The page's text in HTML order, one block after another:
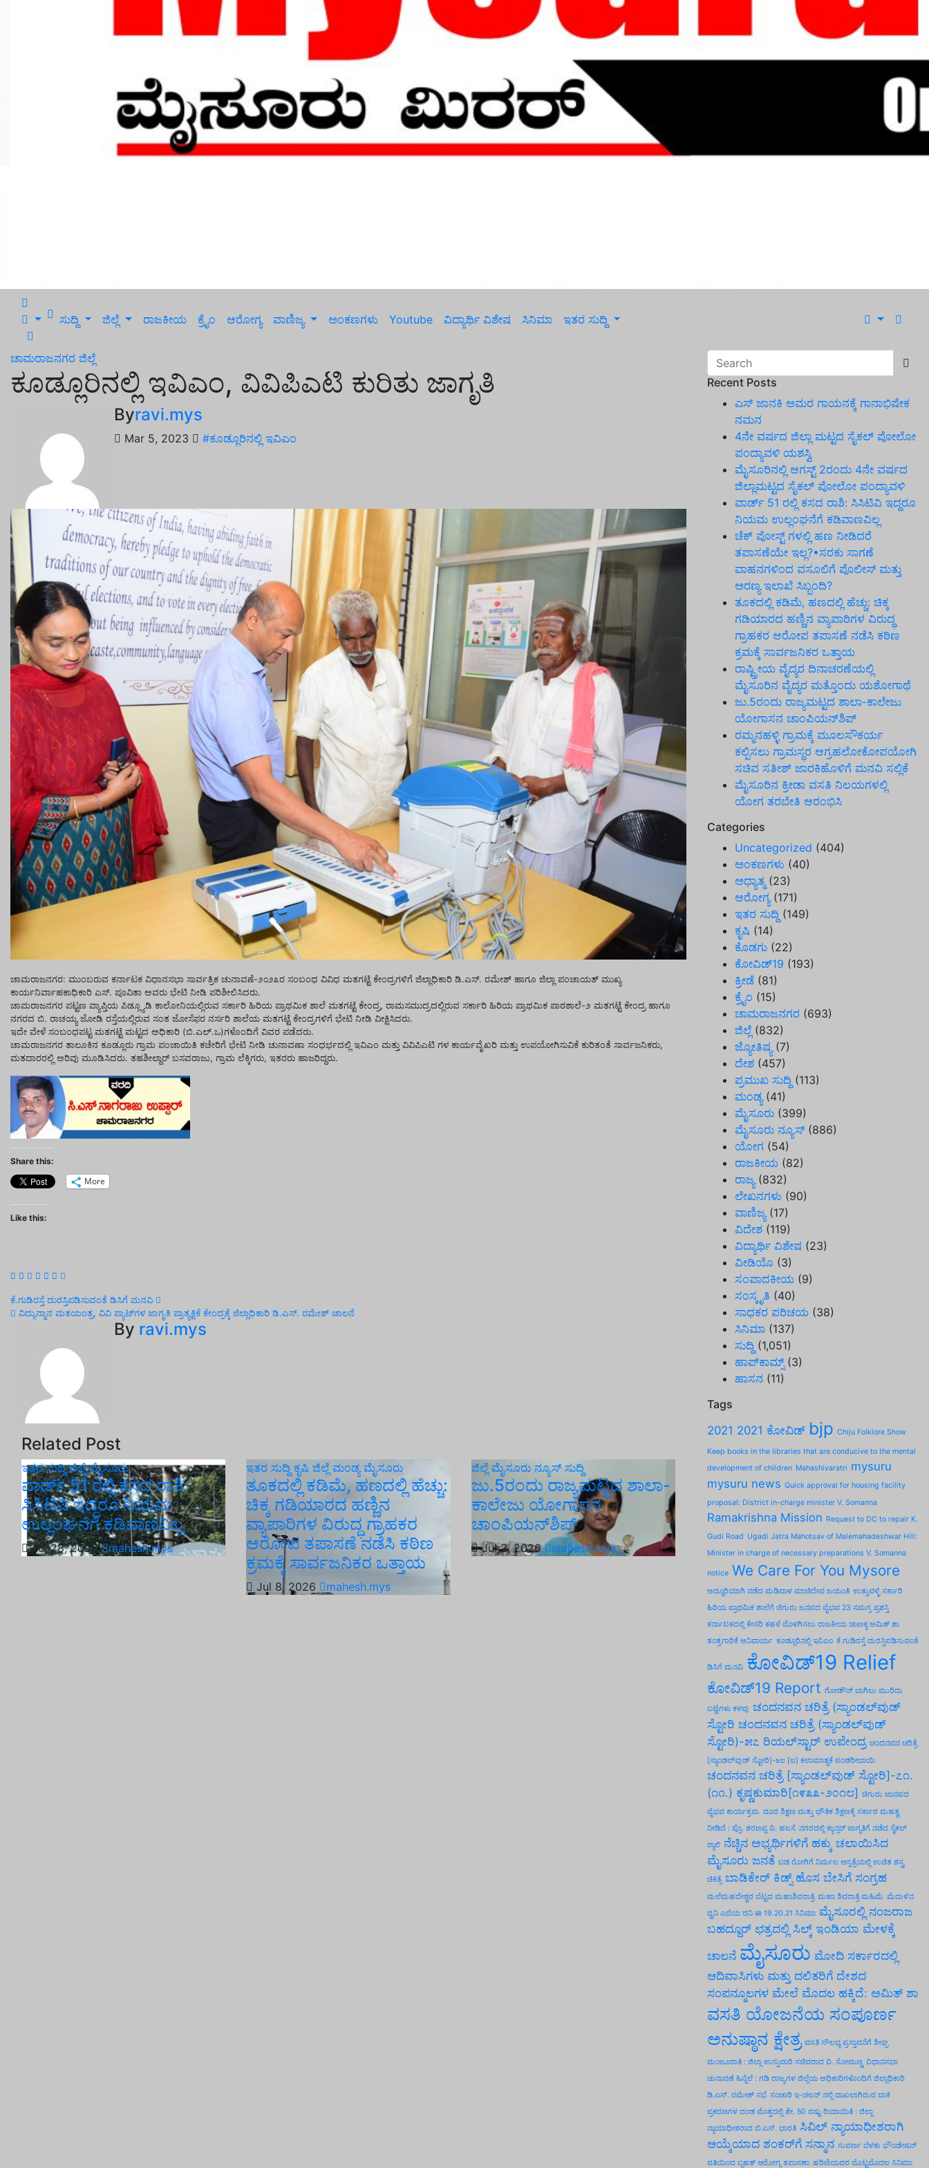
ಸುದ್ದಿ ಜಿಲ್ಲೆ ರಾಜಕೀಯ ಕ್ರೈಂ ಆರೋಗ್ಯ ವಾಣಿಜ್ಯ ಅಂಕಣಗಳು Youtube ವಿದ್ಯಾರ್ಥಿ ವಿಶೇಷ ಸಿನಿಮಾ ಇತರ ಸುದ್ದಿ
ಚಾಮರಾಜನಗರ ಜಿಲ್ಲೆ
ಕೂಡ್ಲೂರಿನಲ್ಲಿ ಇವಿಎಂ, ವಿವಿಪಿಎಟಿ ಕುರಿತು ಜಾಗೃತಿ
Byravi.mys
Mar 5, 2023 #ಕೂಡ್ಲೂರಿನಲ್ಲಿ ಇವಿಎಂ
ಚಾಮರಾಜನಗರ: ಮುಂಬರುವ ಕರ್ನಾಟಕ ವಿಧಾನಸಭಾ ಸಾರ್ವತ್ರಿಕ ಚುನಾವಣೆ-೨೦೨೩ರ ಸಂಬಂಧ ವಿವಿಧ ಮತಗಟ್ಟೆ ಕೇಂದ್ರಗಳಿಗೆ ಜಿಲ್ಲಾಧಿಕಾರಿ ಡಿ.ಎಸ್. ರಮೇಶ್ ಹಾಗೂ ಜಿಲ್ಲಾ ಪಂಚಾಯತ್ ಮುಖ್ಯ
ಕಾರ್ಯನಿರ್ವಾಹಕಾಧಿಕಾರಿ ಎಸ್. ಪೂವಿತಾ ಅವರು ಭೇಟಿ ನೀಡಿ ಪರಿಶೀಲಿಸಿದರು.
ಚಾಮರಾಜನಗರ ಪಟ್ಟಣ ವ್ಯಾಪ್ತಿಯ ಪಿಡ್ಲ್ಯೂಡಿ ಕಾಲೋನಿಯಲ್ಲಿರುವ ಸರ್ಕಾರಿ ಹಿರಿಯ ಪ್ರಾಥಮಿಕ ಶಾಲೆ ಮತಗಟ್ಟೆ ಕೇಂದ್ರ, ರಾಮಸಮುದ್ರದಲ್ಲಿರುವ ಸರ್ಕಾರಿ ಹಿರಿಯ ಪ್ರಾಥಮಿಕ ಪಾಠಶಾಲೆ-೨ ಮತಗಟ್ಟೆ ಕೇಂದ್ರ ಹಾಗೂ
ನಗರದ ಬಿ. ರಾಚಯ್ಯ ಜೋಡಿ ರಸ್ತೆಯಲ್ಲಿರುವ ಸಂತ ಜೋಸೆಫರ ನರ್ಸರಿ ಶಾಲೆಯ ಮತಗಟ್ಟೆ ಕೇಂದ್ರಗಳಿಗೆ ಭೇಟಿ ನೀಡಿ ವೀಕ್ಷಿಸಿದರು.
ಇದೇ ವೇಳೆ ಸಂಬಂಧಪಟ್ಟ ಮತಗಟ್ಟೆ ಮಟ್ಟದ ಅಧಿಕಾರಿ (ಬಿ.ಎಲ್.ಒ)ಗಳೊಂದಿಗೆ ವಿವರ ಪಡೆದರು.
ಚಾಮರಾಜನಗರ ತಾಲೂಕಿನ ಕೂಡ್ಲೂರು ಗ್ರಾಮ ಪಂಚಾಯಿತಿ ಕಚೇರಿಗೆ ಭೇಟಿ ನೀಡಿ ಚುನಾವಣಾ ಸಂಧರ್ಭದಲ್ಲಿ ಇವಿಎಂ ಮತ್ತು ವಿವಿಪಿಎಟಿ ಗಳ ಕಾರ್ಯವೈಖರಿ ಮತ್ತು ಉಪಯೋಗಿಸುವಿಕೆ ಕುರಿತಂತೆ ಸಾರ್ವಜನಿಕರು,
ಮತದಾರರಲ್ಲಿ ಅರಿವು ಮೂಡಿಸಿದರು. ತಹಶೀಲ್ದಾರ್ ಬಸವರಾಜು, ಗ್ರಾಮ ಲೆಕ್ಕಿಗರು, ಇತರರು ಹಾಜರಿದ್ದರು.
Share this:
More
Like this:
Post
navigation
ಕೆ.ಗುಡಿರಸ್ತೆ ದುರಸ್ತಿಪಡಿಸುವಂತೆ ಡಿಸಿಗೆ ಮನವಿ
ವಿದ್ಯುನ್ಮಾನ ಮತಯಂತ್ರ, ವಿವಿ ಪ್ಯಾಟ್‌ಗಳ ಜಾಗೃತಿ ಪ್ರಾತ್ಯಕ್ಷಿಕೆ ಕೇಂದ್ರಕ್ಕೆ ಜಿಲ್ಲಾಧಿಕಾರಿ ಡಿ.ಎಸ್. ರಮೇಶ್ ಚಾಲನೆ
By ravi.mys
Related Post
ಇತರ ಸುದ್ದಿಜಿಲ್ಲೆಮೈಸೂರು
ವಾರ್ಡ್ 51 ರಲ್ಲಿ ಕಸದ ರಾಶಿ:
ಸಿಸಿಟಿವಿ ಇದ್ದರೂ ನಿಯಮ
ಉಲ್ಲಂಘನೆಗೆ ಕಡಿವಾಣವಿಲ್ಲ
Jul 28, 2026 mahesh.mys
ಇತರ ಸುದ್ದಿ ಕೃಷಿಜಿಲ್ಲೆ ಮಂಡ್ಯ ಮೈಸೂರು
ತೂಕದಲ್ಲಿ ಕಡಿಮೆ, ಹಣದಲ್ಲಿ ಹೆಚ್ಚು:
ಚಿಕ್ಕ ಗಡಿಯಾರದ ಹಣ್ಣಿನ
ವ್ಯಾಪಾರಿಗಳ ವಿರುದ್ಧ ಗ್ರಾಹಕರ
ಆರೋಪ ತಪಾಸಣೆ ನಡೆಸಿ ಕಠಿಣ
ಕ್ರಮಕ್ಕೆ ಸಾರ್ವಜನಿಕರ ಒತ್ತಾಯ
Jul 8, 2026 mahesh.mys
ಜಿಲ್ಲೆ ಮೈಸೂರು ನ್ಯೂಸ್ ಸುದ್ದಿ
ಜು.5ರಂದು ರಾಜ್ಯಮಟ್ಟದ ಶಾಲಾ-
ಕಾಲೇಜು ಯೋಗಾಸನ
ಚಾಂಪಿಯನ್‌ಶಿಪ್
Jul 2, 2026 mahesh.mys
Recent Posts
ಎಸ್ ಜಾನಕಿ ಅಮರ ಗಾಯನಕ್ಕೆ ಗಾನಾಭಿಷೇಕ
ನಮನ
4ನೇ ವರ್ಷದ ಜಿಲ್ಲಾ ಮಟ್ಟದ ಸೈಕಲ್ ಪೋಲೋ
ಪಂದ್ಯಾವಳಿ ಯಶಸ್ವಿ
ಮೈಸೂರಿನಲ್ಲಿ ಆಗಸ್ಟ್‌ 2ರಂದು 4ನೇ ವರ್ಷದ
ಜಿಲ್ಲಾಮಟ್ಟದ ಸೈಕಲ್ ಪೋಲೋ ಪಂದ್ಯಾವಳಿ
ವಾರ್ಡ್ 51 ರಲ್ಲಿ ಕಸದ ರಾಶಿ: ಸಿಸಿಟಿವಿ ಇದ್ದರೂ
ನಿಯಮ ಉಲ್ಲಂಘನೆಗೆ ಕಡಿವಾಣವಿಲ್ಲ
ಚೆಕ್ ಪೋಸ್ಟ್ ಗಳಲ್ಲಿ ಹಣ ನೀಡಿದರೆ
ತಪಾಸಣೆಯೇ ಇಲ್ಲ?•ಸರಕು ಸಾಗಣೆ
ವಾಹನಗಳಿಂದ ವಸೂಲಿಗೆ ಪೊಲೀಸ್ ಮತ್ತು
ಅರಣ್ಯ ಇಲಾಖೆ ಸಿಬ್ಬಂದಿ?
ತೂಕದಲ್ಲಿ ಕಡಿಮೆ, ಹಣದಲ್ಲಿ ಹೆಚ್ಚು: ಚಿಕ್ಕ
ಗಡಿಯಾರದ ಹಣ್ಣಿನ ವ್ಯಾಪಾರಿಗಳ ವಿರುದ್ಧ
ಗ್ರಾಹಕರ ಆರೋಪ ತಪಾಸಣೆ ನಡೆಸಿ ಕಠಿಣ
ಕ್ರಮಕ್ಕೆ ಸಾರ್ವಜನಿಕರ ಒತ್ತಾಯ
ರಾಷ್ಟ್ರೀಯ ವೈದ್ಯರ ದಿನಾಚರಣೆಯಲ್ಲಿ
ಮೈಸೂರಿನ ವೈದ್ಯರ ಮತ್ತೊಂದು ಯಶೋಗಾಥೆ
ಜು.5ರಂದು ರಾಜ್ಯಮಟ್ಟದ ಶಾಲಾ-ಕಾಲೇಜು
ಯೋಗಾಸನ ಚಾಂಪಿಯನ್‌ಶಿಪ್
ರಮ್ಮನಹಳ್ಳಿ ಗ್ರಾಮಕ್ಕೆ ಮೂಲಸೌಕರ್ಯ
ಕಲ್ಪಿಸಲು ಗ್ರಾಮಸ್ಥರ ಆಗ್ರಹಲೋಕೋಪಯೋಗಿ
ಸಚಿವ ಸತೀಶ್ ಜಾರಕಿಹೊಳಿಗೆ ಮನವಿ ಸಲ್ಲಿಕೆ
ಮೈಸೂರಿನ ಕ್ರೀಡಾ ವಸತಿ ನಿಲಯಗಳಲ್ಲಿ
ಯೋಗ ತರಬೇತಿ ಆರಂಭಿಸಿ
Categories
Uncategorized (404)
ಅಂಕಣಗಳು (40)
ಅಧ್ಯಾತ್ಮ(23)
ಆರೋಗ್ಯ(171)
ಇತರ ಸುದ್ದಿ (149)
ಕೃಷಿ (14)
ಕೊಡಗು (22)
ಕೋವಿಡ್19 (193)
ಕ್ರೀಡೆ (81)
ಕ್ರೈಂ (15)
ಚಾಮರಾಜನಗರ (693)
ಜಿಲ್ಲೆ (832)
ಜ್ಯೋತಿಷ್ಯ(7)
ದೇಶ (457)
ಪ್ರಮುಖ ಸುದ್ದಿ (113)
ಮಂಡ್ಯ(41)
ಮೈಸೂರು (399)
ಮೈಸೂರು ನ್ಯೂಸ್(886)
ಯೋಗ (54)
ರಾಜಕೀಯ (82)
ರಾಜ್ಯ(832)
ಲೇಖನಗಳು (90)
ವಾಣಿಜ್ಯ(17)
ವಿದೇಶ (119)
ವಿದ್ಯಾರ್ಥಿ ವಿಶೇಷ (23)
ವೀಡಿಯೊ (3)
ಸಂಪಾದಕೀಯ (9)
ಸಂಸ್ಕೃತಿ (40)
ಸಾಧಕರ ಪರಿಚಯ (38)
ಸಿನಿಮಾ (137)
ಸುದ್ದಿ (1,051)
ಹಾಪ್‌ಕಾಮ್ಸ್‌(3)
ಹಾಸನ (11)
Tags
2021 2021 ಕೋವಿಡ್‌ bjp Chiju Folklore Show
Keep books in the libraries that are conducive to the mental
development of children Mahashivaratri mysuru
mysuru news Quick approval for housing facility
proposal: District in-charge minister V. Somanna
Ramakrishna Mission Request to DC to repair K.
Gudi Road Ugadi Jatra Mahotsav of Malemahadeshwar Hill:
Minister in charge of necessary preparations V. Somanna
notice We Care For You Mysore
ಅದ್ದೂರಿಯಾಗಿ ನಡೆದ ಮಡಿವಾಳ ಮಾಚಿದೇವ ಜಯಂತಿ ಉತ್ತುವಳ್ಳಿ ಸರ್ಕಾರಿ
ಹಿರಿಯ ಪ್ರಾಥಮಿಕ ಶಾಲೆಗೆ ಚಿಗುರು ಜನಪದ ವೈಭವ 23 ಸಮಗ್ರ ಪ್ರಶಸ್ತಿ
ಕರ್ನಾಟಕದಲ್ಲಿ ಕೇಸರಿ ಕಹಳೆ ಮೊಳಗಿಸಲು ರಾಜಕೀಯ ಚಾಣಕ್ಯ ಅಮಿತ್ ಶಾ
ತಂತ್ರಗಾರಿಕೆ ಅನಿವಾರ್ಯ ಕೂಡ್ಲೂರಿನಲ್ಲಿ ಇವಿಎಂ ಕೆ.ಗುಡಿರಸ್ತೆ ದುರಸ್ತಿಪಡಿಸುವಂತೆ
ಡಿಸಿಗೆ ಮನವಿ ಕೋವಿಡ್‌19 Relief
ಕೋವಿಡ್‌19 Report ಗೋಡೌನ್ ಬಾಗಿಲು ಮುರಿದು
ಬಟ್ಟೆಗಳು ಕಳವು ಚಂದನವನ ಚರಿತ್ರೆ (ಸ್ಯಾಂಡಲ್‌ವುಡ್
ಸ್ಟೋರಿ ಚಂದನವನ ಚರಿತ್ರೆ (ಸ್ಯಾಂಡಲ್‌ವುಡ್
ಸ್ಟೋರಿ)-೫೭ ರಿಯಲ್‌ಸ್ಟಾರ್ ಉಪೇಂದ್ರ ಚಂದನವನ ಚರಿತ್ರೆ
[ಸ್ಯಾಂಡಲ್‌ವುಡ್ ಸ್ಟೋರಿ]-೬೮ [೮] ಕಲಾಮಾತೃಕೆ ಪಂಡರೀಬಾಯಿ
ಚಂದನವನ ಚರಿತ್ರೆ [ಸ್ಯಾಂಡಲ್‌ವುಡ್ ಸ್ಟೋರಿ]-೭೧.
(೧೧.) ಕೃಷ್ಣಕುಮಾರಿ[೧೯೩೩-೨೦೧೮] ಚಿಗುರು ಜಾನಪದ
ವೈಭವ ಕಾರ್ಯಕ್ರಮ ದೂರ ಶಿಕ್ಷಣ ಮತ್ತು ಭೌತಿಕ ಶಿಕ್ಷಣಕ್ಕೆ ಸರ್ಕಾರ ಮಹತ್ವ
ನೀಡಿದೆ : ಪ್ರೊ. ಶರಣಪ್ಪ ವಿ. ಹಲಸೆ ನಗರದಲ್ಲಿ ಕ್ಯಾನ್ಸರ್ ಜಾಗೃತಿಗೆ ನಡೆದ ಸೈಕಲ್
ರ್‍ಯಾಲಿ ನೆಚ್ಚಿನ ಅಭ್ಯರ್ಥಿಗಳಿಗೆ ಹಕ್ಕು ಚಲಾಯಿಸಿದ
ಮೈಸೂರು ಜನತೆ ಬಡ ರೋಗಿಗೆ ನಿರ್ಮಲ ಆಸ್ಪತ್ರೆಯಲ್ಲಿ ಉಚಿತ ಶಸ್ತೃ
ಚಿಕಿತ್ಸೆ ಬಾಡಿಕೇರ್ ಕಿಡ್ಸ್ ಹೊಸ ಬೇಸಿಗೆ ಸಂಗ್ರಹ
ಮಲೆಮಹದೇಶ್ವರ ಬೆಟ್ಟದ ಮಹಾಶಿವರಾತ್ರಿ ಮಹಾ ಶಿವರಾತ್ರಿ ಮಹಿಮೆ ಮೆದುಳಿನ
ಧ್ವನಿ ಎದೆಯ ದನಿ ಈ 19.20.21 ಸಿನಿಮಾ ಮೈಸೂರಲ್ಲಿ ನಂಜರಾಜ
ಬಹದ್ದೂರ್ ಛತ್ರದಲ್ಲಿ ಸಿಲ್ಕ್ ಇಂಡಿಯಾ ಮೇಳಕ್ಕೆ
ಚಾಲನೆ ಮೈಸೂರು ಮೋದಿ ಸರ್ಕಾರದಲ್ಲಿ
ಆದಿವಾಸಿಗಳು ಮತ್ತು ದಲಿತರಿಗೆ ದೇಶದ
ಸಂಪನ್ಮೂಲಗಳ ಮೇಲೆ ಮೊದಲ ಹಕ್ಕಿದೆ: ಅಮಿತ್ ಶಾ
ವಸತಿ ಯೋಜನೆಯ ಸಂಪೂರ್ಣ
ಅನುಷ್ಠಾನ ಕ್ಷೇತ್ರ ವಸತಿ ಸೌಲಭ್ಯ ಪ್ರಸ್ತಾವನೆಗೆ ಶೀಘ್ರ
ಮಂಜೂರಾತಿ : ಜಿಲ್ಲಾ ಉಸ್ತುವಾರಿ ಸಚಿವರಾದ ವಿ. ಸೋಮಣ್ಣ ವಿಧಾನಸಭಾ
ಚುನಾವಣೆ ಹಿನ್ನೆಲೆ : ಗಡಿ ರಾಜ್ಯಗಳ ಜಿಲ್ಲೆಯ ಅಧಿಕಾರಿಗಳೊಂದಿಗೆ ಜಿಲ್ಲಾಧಿಕಾರಿ
ಡಿ.ಎಸ್. ರಮೇಶ್ ಸಭೆ ಸಂಚಾರಿ ಇ-ಚಲನ್ ನಲ್ಲಿ ದಾಖಲಾಗಿರುವ ಬಾಕಿ
ಪ್ರಕರಣಗಳ ದಂಡ ಮೊತ್ತದಲ್ಲಿ ಶೇ. 50 ರಷ್ಟು ರಿಯಾಯಿತಿ : ಜಿಲ್ಲಾ
ನ್ಯಾಯಾಧೀಶರಾದ ಬಿ.ಎಸ್. ಭಾರತಿ ಸಿವಿಲ್ ನ್ಯಾಯಾಧೀಶರಾಗಿ
ಆಯ್ಕೆಯಾದ ಶಂಕರ್‌ಗೆ ಸನ್ಮಾನ ಸುವರ್ಣ ಬೆಳಕು ಫೌಂಡೇಷನ್
ವತಿಯಿಂದ ಬೃಹತ್ ಆರೋಗ್ಯ ತಪಾಸಣಾ ಹರಿಣಿಯವರ ಮೊಟ್ಟಮೊದಲ ಸಿನಿಮಾ